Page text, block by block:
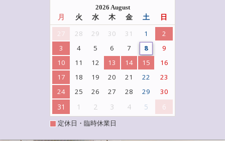
2026 August
月
火 水 木 金 土 日
27 28 29 30 31 1
2
3
4 5 6 7 8
9
10
11 12 13 14 15
16
17
18 19 20 21 22
23
24
25 26 27 28 29 30
31 1 2 3 4 5 6
定休日・臨時休業日